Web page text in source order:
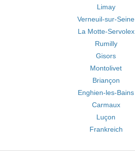
Limay
Verneuil-sur-Seine
La Motte-Servolex
Rumilly
Gisors
Montolivet
Briançon
Enghien-les-Bains
Carmaux
Luçon
Frankreich